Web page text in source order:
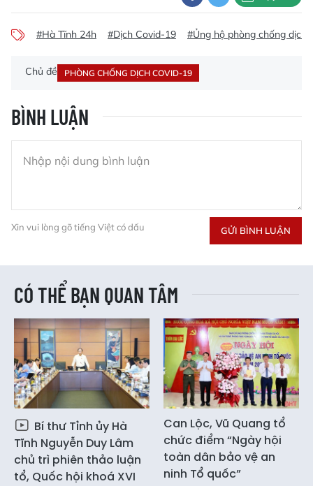
#Hà Tĩnh 24h #Dịch Covid-19 #Ủng hộ phòng chống dịch
Chủ đề PHÒNG CHỐNG DỊCH COVID-19
BÌNH LUẬN
Xin vui lòng gõ tiếng Việt có dấu GỬI BÌNH LUẬN
CÓ THỂ BẠN QUAN TÂM
Bí thư Tỉnh ủy Hà
Tĩnh Nguyễn Duy Lâm
chủ trì phiên thảo luận
tổ, Quốc hội khoá XVI
Can Lộc, Vũ Quang tổ
chức điểm “Ngày hội
toàn dân bảo vệ an
ninh Tổ quốc”